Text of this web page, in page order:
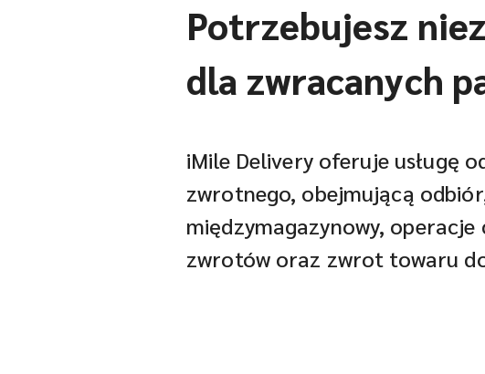
Potrzebujesz
dla zwracanych
iMile Delivery oferuje usługę
zwrotnego, obejmującą
międzymagazynowy,
zwrotów oraz zwrot towaru